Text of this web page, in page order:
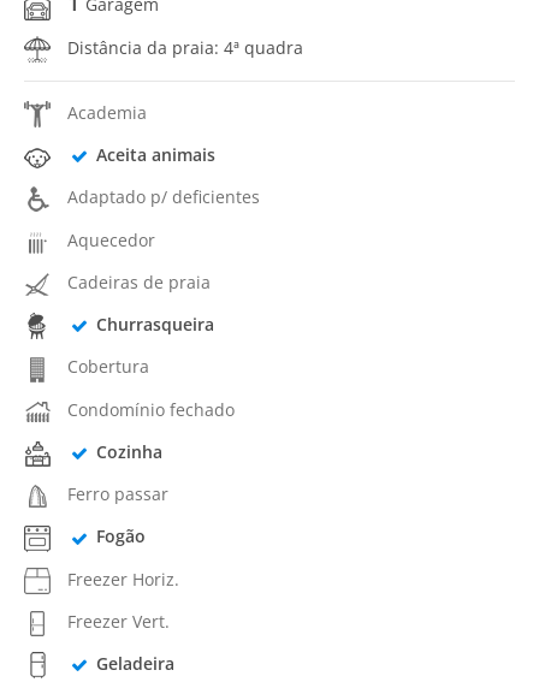
Distância da praia: 4ª quadra
Academia
Aceita animais
Adaptado p/ deficientes
Aquecedor
Cadeiras de praia
Churrasqueira
Cobertura
Condomínio fechado
Cozinha
Ferro passar
Fogão
Freezer Horiz.
Freezer Vert.
Geladeira